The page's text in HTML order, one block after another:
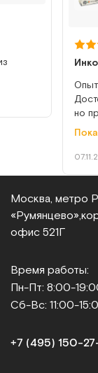
но
Москва, метро
«Румянцево»,
офис 521Г
Время работы:
Пн-Пт: 8:00-
Сб-Вс: 11:00-
+7 (495)